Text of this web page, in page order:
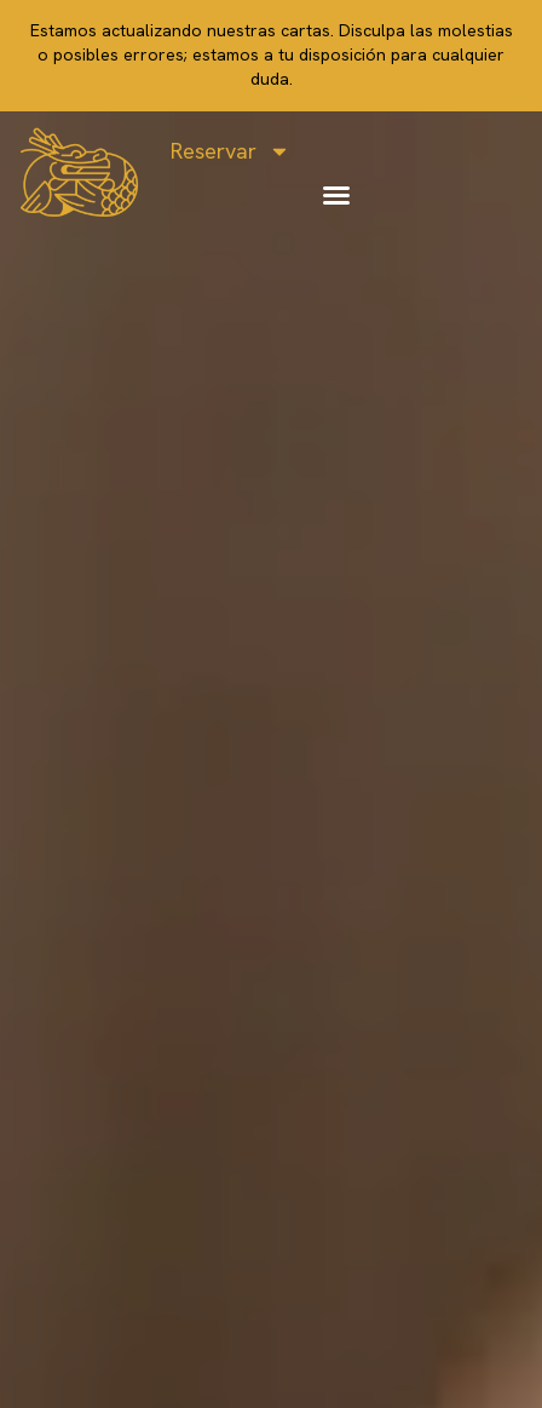
Estamos actualizando nuestras cartas. Disculpa las molestias
o posibles errores; estamos a tu disposición para cualquier
duda.
Reservar